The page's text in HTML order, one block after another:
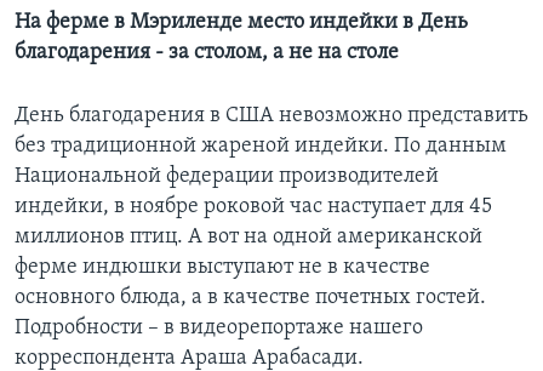
ПерейтиПОЧЕМУ ЭТО ВАЖНО?
ДИСКУССИЯ VOA
ДЕТАЛИ
НЬЮ-ЙОРК NEW YORK
АМЕРИКА. БОЛЬШОЕ ПУТЕШЕСТВИЕ
А КАК В АМЕРИКЕ?
АРТЕФАКТЫ
АМЕРИКАНСКИЕ ГОРОДКИ
ТЕСТЫ
ФАКТЫ ПРОТИВ ФЕЙКОВ
ЗА СВОБОДУ ПРЕССЫ
УЧИМ АНГЛИЙСКИЙ
ВИДЕО
ПОДПИСКА НА НОВОСТИ
Learning English
СОЦИАЛЬНЫЕ СЕТИ
На ферме в Мэриленде место индейки в День
благодарения - за столом, а не на столе
День благодарения в США невозможно представить
без традиционной жареной индейки. По данным
Национальной федерации производителей
индейки, в ноябре роковой час наступает для 45
миллионов птиц. А вот на одной американской
ферме индюшки выступают не в качестве
основного блюда, а в качестве почетных гостей.
Подробности – в видеорепортаже нашего
корреспондента Араша Арабасади.